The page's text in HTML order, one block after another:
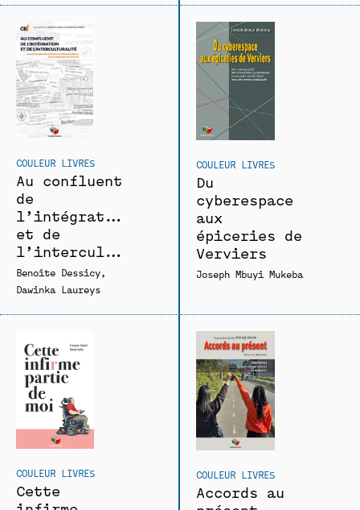
COULEUR LIVRES
Au confluent
de
l’intégration
et de
l’interculturalité
Benoîte Dessicy
Dawinka Laureys
COULEUR LIVRES
Du
cyberespace
aux
épiceries de
Verviers
Joseph Mbuyi Mukeba
COULEUR LIVRES
Cette
COULEUR LIVRES
Accords au